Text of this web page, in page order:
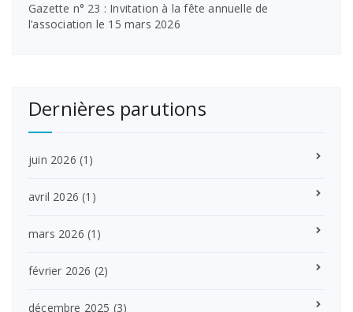
Gazette n° 23 : Invitation à la fête annuelle de
l’association le 15 mars 2026
Dernières parutions
juin 2026 (1)
avril 2026 (1)
mars 2026 (1)
février 2026 (2)
décembre 2025 (3)